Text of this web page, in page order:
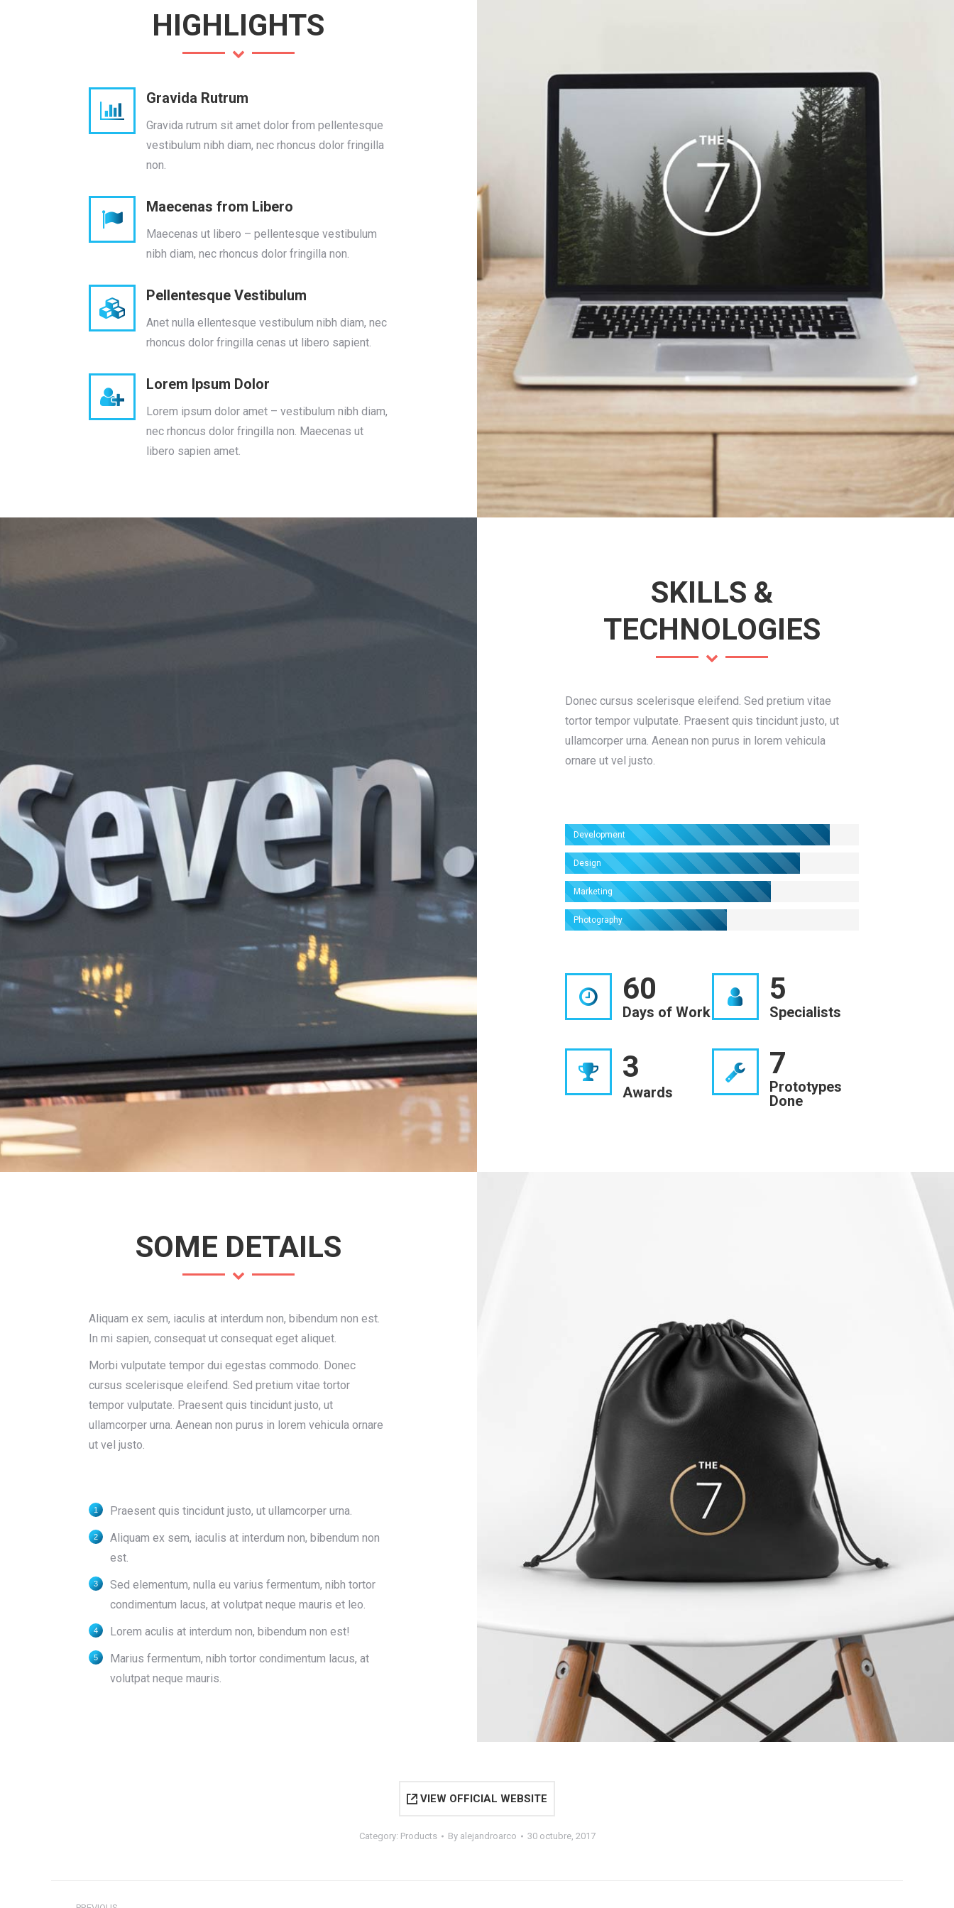
HIGHLIGHTS
Gravida Rutrum
Gravida rutrum sit amet dolor from pellentesque
vestibulum nibh diam, nec rhoncus dolor fringilla
non.
Maecenas from Libero
Maecenas ut libero – pellentesque vestibulum
nibh diam, nec rhoncus dolor fringilla non.
Pellentesque Vestibulum
Anet nulla ellentesque vestibulum nibh diam, nec
rhoncus dolor fringilla cenas ut libero sapient.
Lorem Ipsum Dolor
Lorem ipsum dolor amet – vestibulum nibh diam,
nec rhoncus dolor fringilla non. Maecenas ut
libero sapien amet.
SKILLS &
TECHNOLOGIES
Donec cursus scelerisque eleifend. Sed pretium vitae
tortor tempor vulputate. Praesent quis tincidunt justo, ut
ullamcorper urna. Aenean non purus in lorem vehicula
ornare ut vel justo.
Development
Design
Marketing
Photography
60
Days of Work
5
Specialists
3
Awards
7
Prototypes
Done
SOME DETAILS
Aliquam ex sem, iaculis at interdum non, bibendum non est.
In mi sapien, consequat ut consequat eget aliquet.
Morbi vulputate tempor dui egestas commodo. Donec
cursus scelerisque eleifend. Sed pretium vitae tortor
tempor vulputate. Praesent quis tincidunt justo, ut
ullamcorper urna. Aenean non purus in lorem vehicula ornare
ut vel justo.
Praesent quis tincidunt justo, ut ullamcorper urna.
Aliquam ex sem, iaculis at interdum non, bibendum non
est.
Sed elementum, nulla eu varius fermentum, nibh tortor
condimentum lacus, at volutpat neque mauris et leo.
Lorem aculis at interdum non, bibendum non est!
Мarius fermentum, nibh tortor condimentum lacus, at
volutpat neque mauris.
VIEW OFFICIAL WEBSITE
Category: Products By alejandroarco 30 octubre, 2017